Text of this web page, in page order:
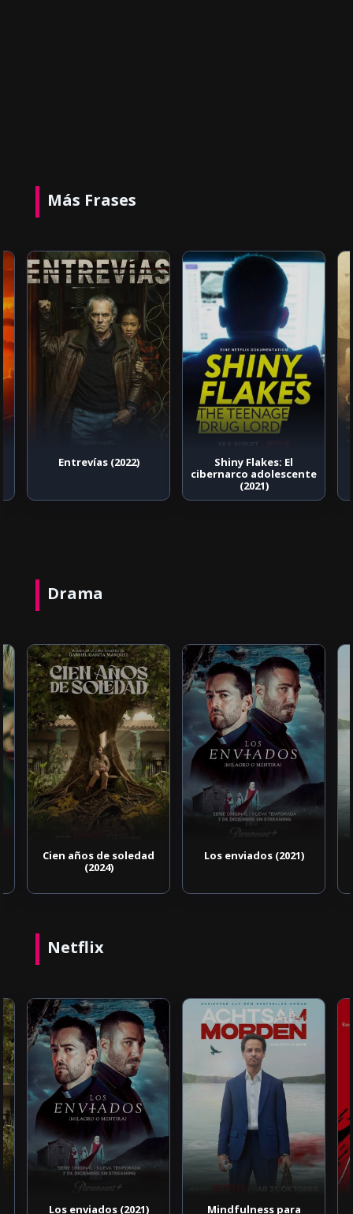
Más Frases
Entrevías (2022)
Shiny Flakes: El
cibernarco adolescente
(2021)
Drama
Cien años de soledad
(2024)
Los enviados (2021)
Netflix
Los enviados (2021)
Mindfulness para